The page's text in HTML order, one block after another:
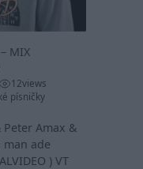
MIX
12views
písničky
Peter Amax &
man ade
) VT